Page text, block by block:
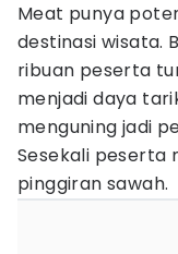
Meat punya
destinasi wisata.
ribuan peserta
menjadi daya
menguning jadi
Sesekali peserta
pinggiran sawah.